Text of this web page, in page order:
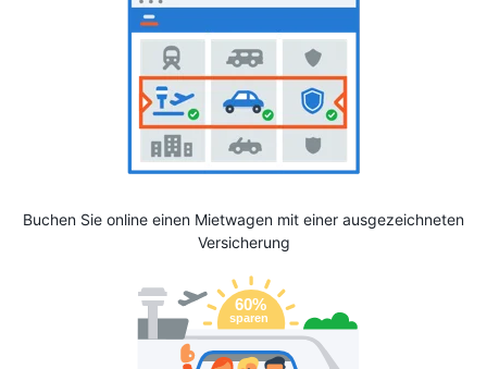
Buchen Sie online einen Mietwagen mit einer ausgezeichneten
Versicherung